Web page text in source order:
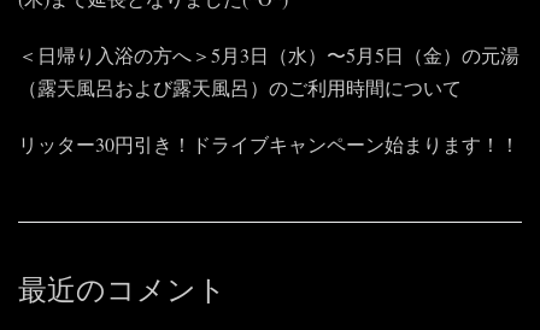
＜日帰り入浴の方へ＞5月3日（水）〜5月5日（金）の元湯
（露天風呂および露天風呂）のご利用時間について
リッター30円引き！ドライブキャンペーン始まります！！
最近のコメント